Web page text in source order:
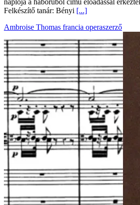
naplója a háborúból című előadással
Felkészítő tanár: Bényi [...]
Ambroise Thomas francia operaszerző